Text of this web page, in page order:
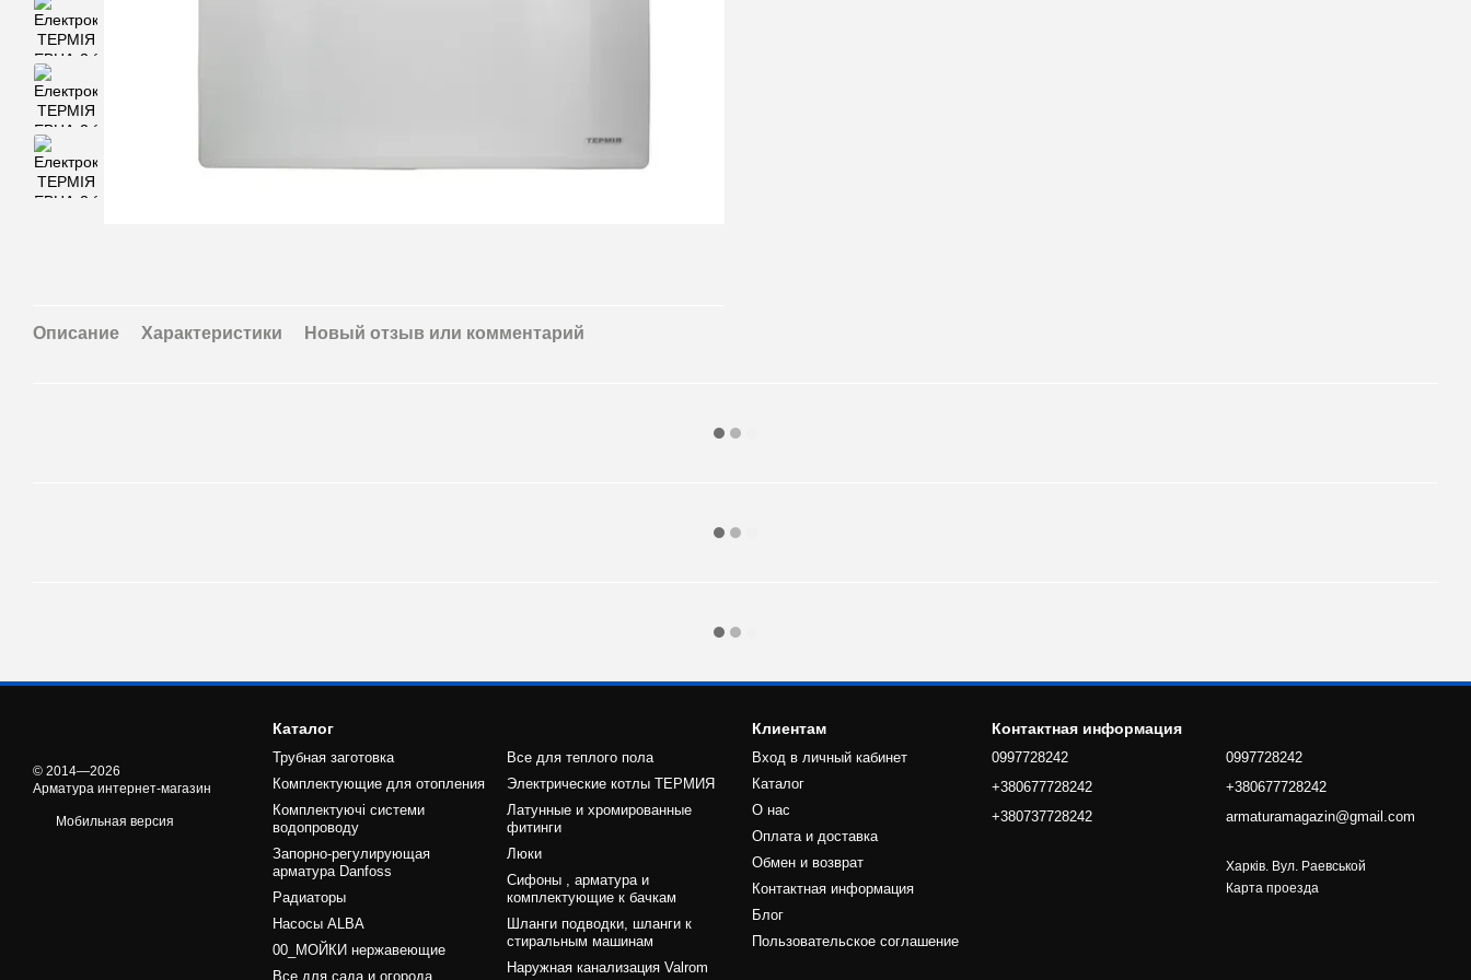
Описание Характеристики Новый отзыв или комментарий
© 2014—2026
Арматура интернет-магазин
Мобильная версия
Каталог
Трубная заготовка
Комплектующие для отопления
Комплектуючі системи
водопроводу
Запорно-регулирующая
арматура Danfoss
Радиаторы
Насосы ALBA
00_МОЙКИ нержавеющие
Все для сада и огорода
Все для теплого пола
Электрические котлы ТЕРМИЯ
Латунные и хромированные
фитинги
Люки
Сифоны , арматура и
комплектующие к бачкам
Шланги подводки, шланги к
стиральным машинам
Наружная канализация Valrom
Клиентам
Вход в личный кабинет
Каталог
О нас
Оплата и доставка
Обмен и возврат
Контактная информация
Блог
Пользовательское соглашение
Контактная информация
0997728242
+380677728242
+380737728242
0997728242
+380677728242
armaturamagazin@gmail.com
Харків. Вул. Раевськой
Карта проезда